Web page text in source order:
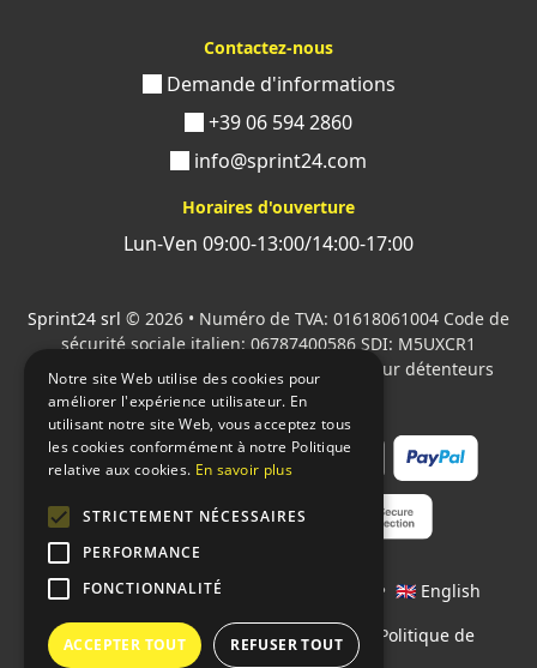
Contactez-nous
Demande d'informations
+39 06 594 2860
info@sprint24.com
Horaires d'ouverture
Lun-Ven 09:00-13:00/14:00-17:00
Sprint24 srl © 2026 • Numéro de TVA: 01618061004 Code de
sécurité sociale italien: 06787400586 SDI: M5UXCR1
Tous les logos cités sont la propriété de leur détenteurs
respectifs.
Langages: 🇮🇹 Italiano • 🇬🇧 English
Contrats • Conditions de paiement •
Politique de
confidentialité
Notre site Web utilise des cookies pour
améliorer l'expérience utilisateur. En
utilisant notre site Web, vous acceptez tous
les cookies conformément à notre Politique
relative aux cookies. En savoir plus
STRICTEMENT NÉCESSAIRES
PERFORMANCE
FONCTIONNALITÉ
ACCEPTER TOUT REFUSER TOUT